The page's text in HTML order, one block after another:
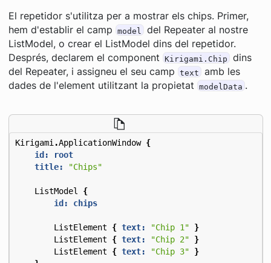
El repetidor s'utilitza per a mostrar els chips. Primer,
hem d'establir el camp
model
del Repeater al nostre
ListModel, o crear el ListModel dins del repetidor.
Després, declarem el component
Kirigami.Chip
dins
del Repeater, i assigneu el seu camp
text
amb les
dades de l'element utilitzant la propietat
modelData .
Kirigami .ApplicationWindow {
id: root
title:
"Chips"
ListModel
{
id: chips
ListElement { text: "Chip 1"
}
ListElement
{ text: "Chip 2"
}
ListElement
{ text: "Chip 3"
}